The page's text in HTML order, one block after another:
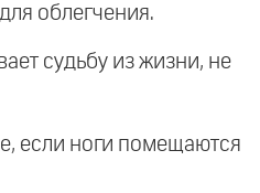
облегчения.
судьбу из жизни, не
если ноги помещаются